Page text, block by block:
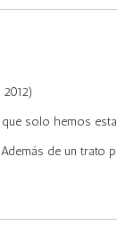
solo hemos
de un